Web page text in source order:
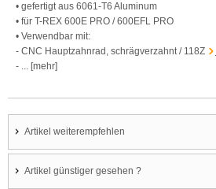
• gefertigt aus 6061-T6 Aluminum
• für T-REX 600E PRO / 600EFL PRO
• Verwendbar mit:
- CNC Hauptzahnrad, schrägverzahnt / 118Z
- ... [mehr]
Artikel weiterempfehlen
Artikel günstiger gesehen ?